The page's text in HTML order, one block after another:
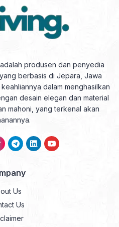
produsen dan penyedia
berbasis di Jepara, Jawa
dalam menghasilkan
desain elegan dan material
mahoni, yang terkenal akan
Us
Us